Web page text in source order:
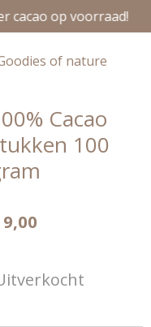
of nature
cacao op voorraad!
Cacao
100
9,00